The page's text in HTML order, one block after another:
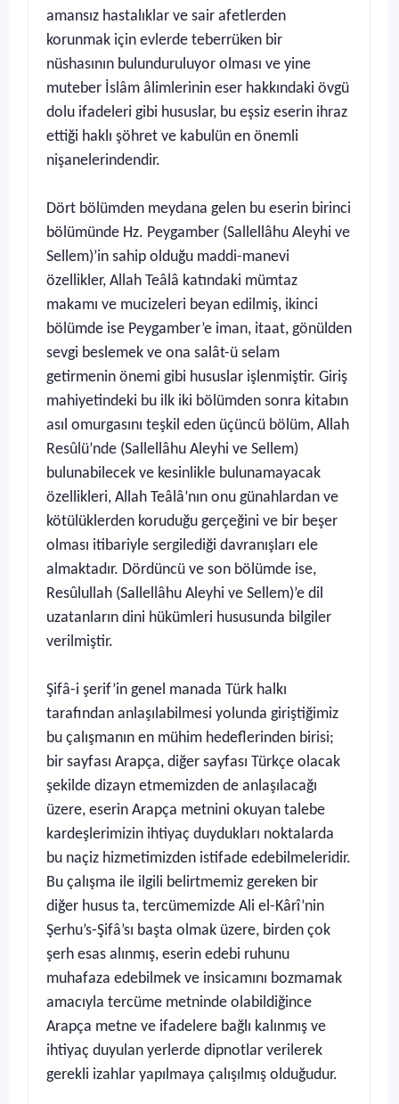
amansız hastalıklar ve sair afetlerden
korunmak için evlerde teberrüken bir
nüshasının bulunduruluyor olması ve yine
muteber İslâm âlimlerinin eser hakkındaki övgü
dolu ifadeleri gibi hususlar, bu eşsiz eserin ihraz
ettiği haklı şöhret ve kabulün en önemli
nişanelerindendir.
Dört bölümden meydana gelen bu eserin birinci
bölümünde Hz. Peygamber (Sallellâhu Aleyhi ve
Sellem)’in sahip olduğu maddi-manevi
özellikler, Allah Teâlâ katındaki mümtaz
makamı ve mucizeleri beyan edilmiş, ikinci
bölümde ise Peygamber’e iman, itaat, gönülden
sevgi beslemek ve ona salât-ü selam
getirmenin önemi gibi hususlar işlenmiştir. Giriş
mahiyetindeki bu ilk iki bölümden sonra kitabın
asıl omurgasını teşkil eden üçüncü bölüm, Allah
Resûlü’nde (Sallellâhu Aleyhi ve Sellem)
bulunabilecek ve kesinlikle bulunamayacak
özellikleri, Allah Teâlâ’nın onu günahlardan ve
kötülüklerden koruduğu gerçeğini ve bir beşer
olması itibariyle sergilediği davranışları ele
almaktadır. Dördüncü ve son bölümde ise,
Resûlullah (Sallellâhu Aleyhi ve Sellem)’e dil
uzatanların dini hükümleri hususunda bilgiler
verilmiştir.
Şifâ-i şerif’in genel manada Türk halkı
tarafından anlaşılabilmesi yolunda giriştiğimiz
bu çalışmanın en mühim hedeflerinden birisi;
bir sayfası Arapça, diğer sayfası Türkçe olacak
şekilde dizayn etmemizden de anlaşılacağı
üzere, eserin Arapça metnini okuyan talebe
kardeşlerimizin ihtiyaç duydukları noktalarda
bu naçiz hizmetimizden istifade edebilmeleridir.
Bu çalışma ile ilgili belirtmemiz gereken bir
diğer husus ta, tercümemizde Ali el-Kârî’nin
Şerhu’s-Şifâ’sı başta olmak üzere, birden çok
şerh esas alınmış, eserin edebi ruhunu
muhafaza edebilmek ve insicamını bozmamak
amacıyla tercüme metninde olabildiğince
Arapça metne ve ifadelere bağlı kalınmış ve
ihtiyaç duyulan yerlerde dipnotlar verilerek
gerekli izahlar yapılmaya çalışılmış olduğudur.